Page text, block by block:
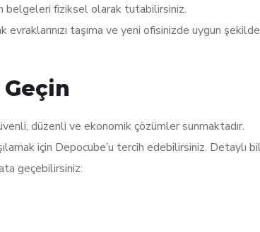
belgeleri fiziksel olarak tutabilirsiniz.
evraklarınızı taşıma ve yeni ofisinizde uygun şekilde
düzenli ve ekonomik çözümler sunmaktadır.
için Depocube’u tercih edebilirsiniz. Detaylı
geçebilirsiniz: